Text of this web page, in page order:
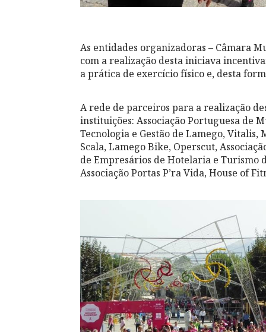
As entidades organizadoras – Câmara
com a realização desta iniciava
a prática de exercício físico e, desta
A rede de parceiros para a realização
instituições: Associação Portuguesa de
Tecnologia e Gestão de Lamego, Vitalis,
Scala, Lamego Bike, Operscut,
de Empresários de Hotelaria e Turismo
Associação Portas P’ra Vida, House of